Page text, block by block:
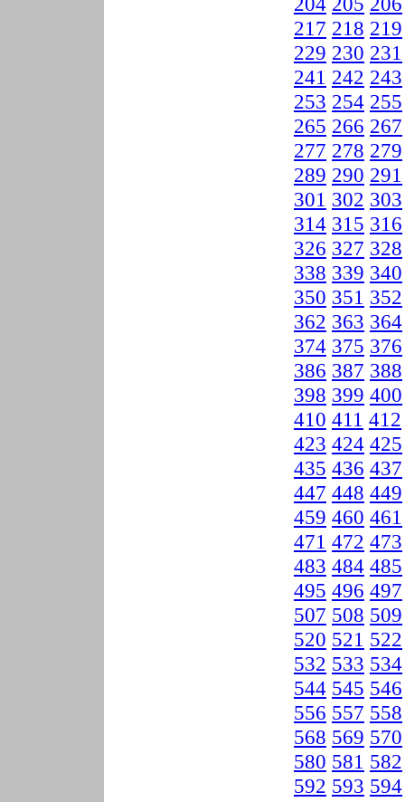
217 218 219
229 230 231
241 242 243
253 254 255
265 266 267
277 278 279
289 290 291
301 302 303
314 315 316
326 327 328
338 339 340
350 351 352
362 363 364
374 375 376
386 387 388
398 399 400
410 411 412
423 424 425
435 436 437
447 448 449
459 460 461
471 472 473
483 484 485
495 496 497
507 508 509
520 521 522
532 533 534
544 545 546
556 557 558
568 569 570
580 581 582
592 593 594